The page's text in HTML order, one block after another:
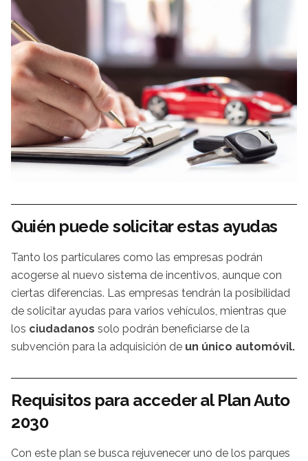
Quién puede solicitar estas ayudas
Tanto los particulares como las empresas podrán
acogerse al nuevo sistema de incentivos, aunque con
ciertas diferencias. Las empresas tendrán la posibilidad
de solicitar ayudas para varios vehículos, mientras que
los ciudadanos solo podrán beneficiarse de la
subvención para la adquisición de un único automóvil.
Requisitos para acceder al Plan Auto
2030
Con este plan se busca rejuvenecer uno de los parques